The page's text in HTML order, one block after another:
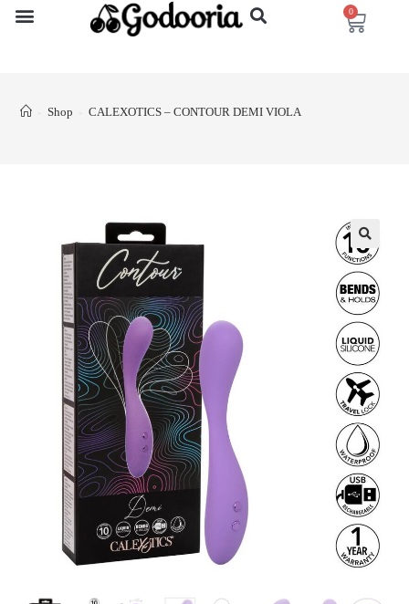
0
> Shop > CALEXOTICS – CONTOUR DEMI VIOLA